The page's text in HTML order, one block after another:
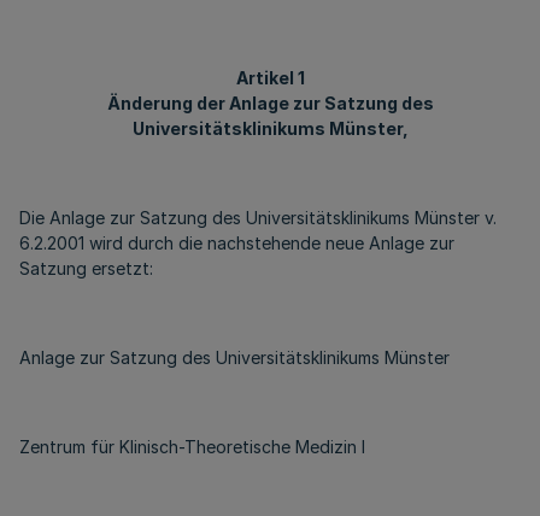
Artikel 1
Änderung der Anlage zur Satzung des
Universitätsklinikums Münster,
Die Anlage zur Satzung des Universitätsklinikums Münster v.
6.2.2001 wird durch die nachstehende neue Anlage zur
Satzung ersetzt:
Anlage zur Satzung des Universitätsklinikums Münster
Zentrum für Klinisch-Theoretische Medizin I